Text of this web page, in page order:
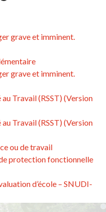
grave et imminent.
grave et imminent.
Travail (RSST) (Version
Travail (RSST) (Version
ou de travail
protection fonctionnelle
d’école – SNUDI-